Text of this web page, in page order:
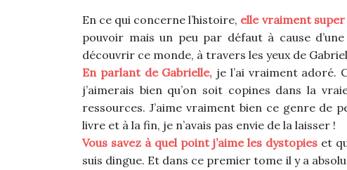
En ce qui concerne l’histoire, elle vraiment
pouvoir mais un peu par défaut à cause
découvrir ce monde, à travers les yeux de
En parlant de Gabrielle, je l’ai vraiment adoré.
j’aimerais bien qu’on soit copines dans la
ressources. J’aime vraiment bien ce genre de
livre et à la fin, je n’avais pas envie de la laisser !
Vous savez à quel point j’aime les dystopies et
suis dingue. Et dans ce premier tome il y a